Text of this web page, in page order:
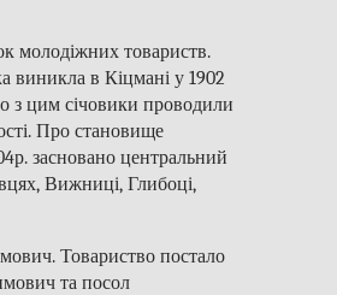
молодіжних товариств.
виникла в Кіцмані у 1902
з цим січовики проводили
Про становище
засновано центральний
Вижниці, Глибоці,
Товариство постало
та посол